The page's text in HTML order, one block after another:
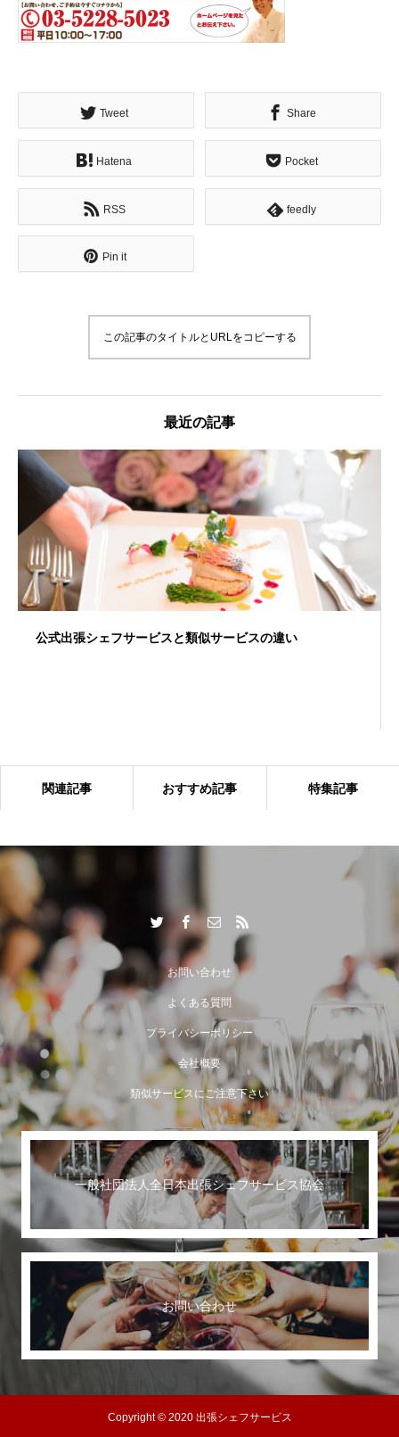
Tweet Share
Hatena Pocket
RSS feedly
Pin it
この記事のタイトルとURLをコピーする
最近の記事
公式出張シェフサービスと類似サービスの違い
出張シェフサービスならではの付加価値とは？
世界に誇る日本のおもてなし
関連記事 おすすめ記事 特集記事
お問い合わせ
よくある質問
プライバシーポリシー
会社概要
類似サービスにご注意下さい
一般社団法人全日本出張シェフサービス協会
お問い合わせ
Copyright © 2020 出張シェフサービス